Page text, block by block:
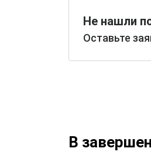
Не нашли
Оставьте
В